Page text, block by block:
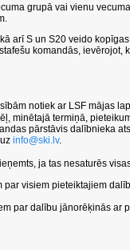
grupā vai vienu
arī S un S20 veido
komandās,
notiek ar LSF mājas
minētajā termiņā,
pārstāvis dalībnieka
info@ski.lv.
ja tas nesaturēs
par visiem pieteiktajiem
par dalību jānorēķinās ar